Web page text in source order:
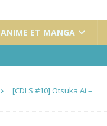
ANIME ET MANGA
[CDLS #10] Otsuka Ai –